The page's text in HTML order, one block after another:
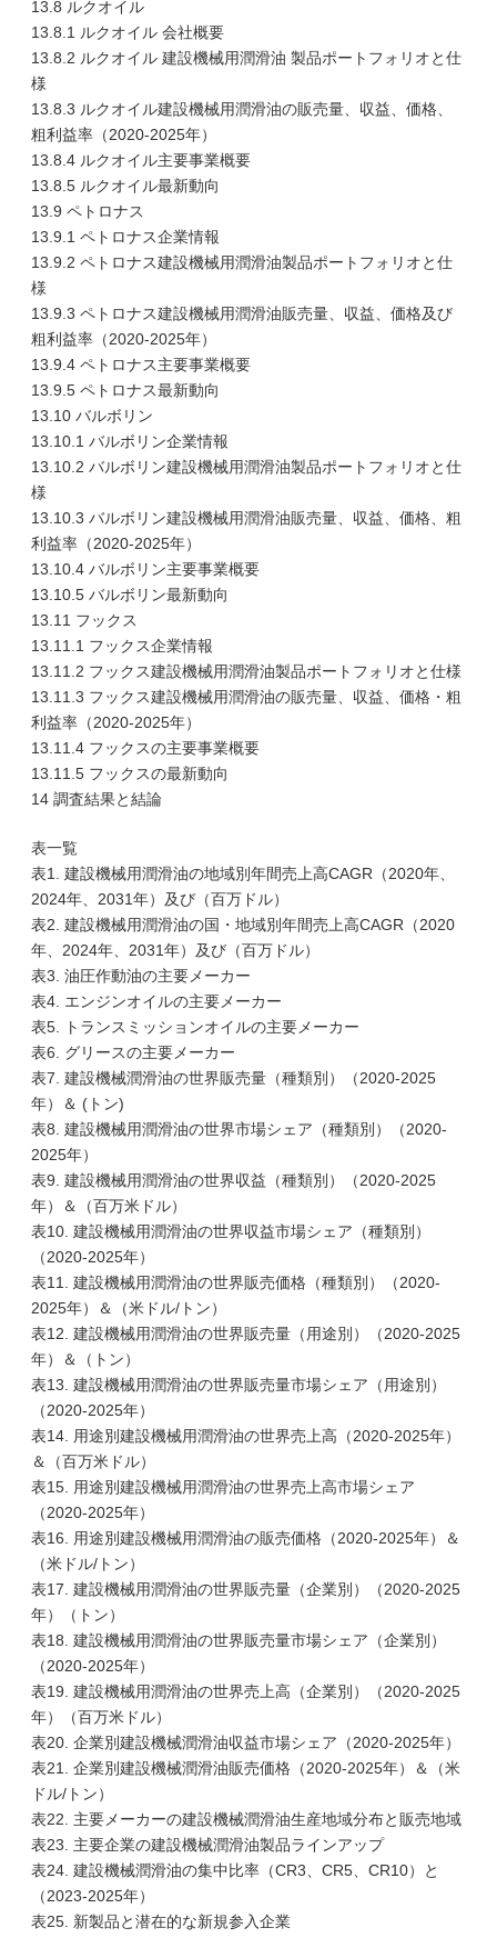
13.8 ルクオイル
13.8.1 ルクオイル 会社概要
13.8.2 ルクオイル 建設機械用潤滑油 製品ポートフォリオと仕
様
13.8.3 ルクオイル建設機械用潤滑油の販売量、収益、価格、
粗利益率（2020-2025年）
13.8.4 ルクオイル主要事業概要
13.8.5 ルクオイル最新動向
13.9 ペトロナス
13.9.1 ペトロナス企業情報
13.9.2 ペトロナス建設機械用潤滑油製品ポートフォリオと仕
様
13.9.3 ペトロナス建設機械用潤滑油販売量、収益、価格及び
粗利益率（2020-2025年）
13.9.4 ペトロナス主要事業概要
13.9.5 ペトロナス最新動向
13.10 バルボリン
13.10.1 バルボリン企業情報
13.10.2 バルボリン建設機械用潤滑油製品ポートフォリオと仕
様
13.10.3 バルボリン建設機械用潤滑油販売量、収益、価格、粗
利益率（2020-2025年）
13.10.4 バルボリン主要事業概要
13.10.5 バルボリン最新動向
13.11 フックス
13.11.1 フックス企業情報
13.11.2 フックス建設機械用潤滑油製品ポートフォリオと仕様
13.11.3 フックス建設機械用潤滑油の販売量、収益、価格・粗
利益率（2020-2025年）
13.11.4 フックスの主要事業概要
13.11.5 フックスの最新動向
14 調査結果と結論
表一覧
表1. 建設機械用潤滑油の地域別年間売上高CAGR（2020年、
2024年、2031年）及び（百万ドル）
表2. 建設機械用潤滑油の国・地域別年間売上高CAGR（2020
年、2024年、2031年）及び（百万ドル）
表3. 油圧作動油の主要メーカー
表4. エンジンオイルの主要メーカー
表5. トランスミッションオイルの主要メーカー
表6. グリースの主要メーカー
表7. 建設機械潤滑油の世界販売量（種類別）（2020-2025
年）＆ (トン)
表8. 建設機械用潤滑油の世界市場シェア（種類別）（2020-
2025年）
表9. 建設機械用潤滑油の世界収益（種類別）（2020-2025
年）＆（百万米ドル）
表10. 建設機械用潤滑油の世界収益市場シェア（種類別）
（2020-2025年）
表11. 建設機械用潤滑油の世界販売価格（種類別）（2020-
2025年）＆（米ドル/トン）
表12. 建設機械用潤滑油の世界販売量（用途別）（2020-2025
年）＆（トン）
表13. 建設機械用潤滑油の世界販売量市場シェア（用途別）
（2020-2025年）
表14. 用途別建設機械用潤滑油の世界売上高（2020-2025年）
＆（百万米ドル）
表15. 用途別建設機械用潤滑油の世界売上高市場シェア
（2020-2025年）
表16. 用途別建設機械用潤滑油の販売価格（2020-2025年）＆
（米ドル/トン）
表17. 建設機械用潤滑油の世界販売量（企業別）（2020-2025
年）（トン）
表18. 建設機械用潤滑油の世界販売量市場シェア（企業別）
（2020-2025年）
表19. 建設機械用潤滑油の世界売上高（企業別）（2020-2025
年）（百万米ドル）
表20. 企業別建設機械潤滑油収益市場シェア（2020-2025年）
表21. 企業別建設機械潤滑油販売価格（2020-2025年）＆（米
ドル/トン）
表22. 主要メーカーの建設機械潤滑油生産地域分布と販売地域
表23. 主要企業の建設機械潤滑油製品ラインアップ
表24. 建設機械潤滑油の集中比率（CR3、CR5、CR10）と
（2023-2025年）
表25. 新製品と潜在的な新規参入企業